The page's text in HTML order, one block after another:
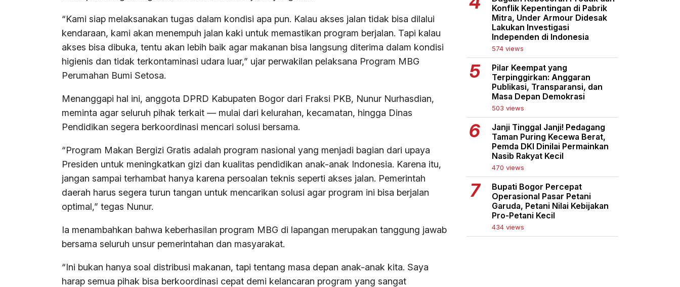
“Kami siap melaksanakan tugas dalam kondisi apa pun. Kalau akses jalan tidak bisa dilalui
kendaraan, kami akan menempuh jalan kaki untuk memastikan program berjalan. Tapi kalau
akses bisa dibuka, tentu akan lebih baik agar makanan bisa langsung diterima dalam kondisi
higienis dan tidak terkontaminasi udara luar,” ujar perwakilan pelaksana Program MBG
Perumahan Bumi Setosa.
Menanggapi hal ini, anggota DPRD Kabupaten Bogor dari Fraksi PKB, Nunur Nurhasdian,
meminta agar seluruh pihak terkait — mulai dari kelurahan, kecamatan, hingga Dinas
Pendidikan segera berkoordinasi mencari solusi bersama.
“Program Makan Bergizi Gratis adalah program nasional yang menjadi bagian dari upaya
Presiden untuk meningkatkan gizi dan kualitas pendidikan anak-anak Indonesia. Karena itu,
jangan sampai terhambat hanya karena persoalan teknis seperti akses jalan. Pemerintah
daerah harus segera turun tangan untuk mencarikan solusi agar program ini bisa berjalan
optimal,” tegas Nunur.
Ia menambahkan bahwa keberhasilan program MBG di lapangan merupakan tanggung jawab
bersama seluruh unsur pemerintahan dan masyarakat.
“Ini bukan hanya soal distribusi makanan, tapi tentang masa depan anak-anak kita. Saya
harap semua pihak bisa berkoordinasi cepat demi kelancaran program yang sangat
Konflik Kepentingan di Pabrik
Mitra, Under Armour Didesak
Lakukan Investigasi
Independen di Indonesia
574 views
Pilar Keempat yang
Terpinggirkan: Anggaran
Publikasi, Transparansi, dan
Masa Depan Demokrasi
503 views
Janji Tinggal Janji! Pedagang
Taman Puring Kecewa Berat,
Pemda DKI Dinilai Permainkan
Nasib Rakyat Kecil
470 views
Bupati Bogor Percepat
Operasional Pasar Petani
Garuda, Petani Nilai Kebijakan
Pro-Petani Kecil
434 views